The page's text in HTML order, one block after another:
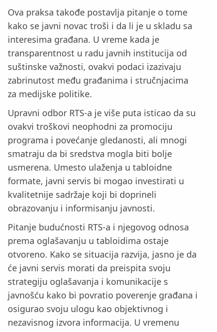
Ova praksa takođe postavlja pitanje o tome
kako se javni novac troši i da li je u skladu sa
interesima građana. U vreme kada je
transparentnost u radu javnih institucija od
suštinske važnosti, ovakvi podaci izazivaju
zabrinutost među građanima i stručnjacima
za medijske politike.
Upravni odbor RTS-a je više puta isticao da su
ovakvi troškovi neophodni za promociju
programa i povećanje gledanosti, ali mnogi
smatraju da bi sredstva mogla biti bolje
usmerena. Umesto ulaženja u tabloidne
formate, javni servis bi mogao investirati u
kvalitetnije sadržaje koji bi doprineli
obrazovanju i informisanju javnosti.
Pitanje budućnosti RTS-a i njegovog odnosa
prema oglašavanju u tabloidima ostaje
otvoreno. Kako se situacija razvija, jasno je da
će javni servis morati da preispita svoju
strategiju oglašavanja i komunikacije s
javnošću kako bi povratio poverenje građana i
osigurao svoju ulogu kao objektivnog i
nezavisnog izvora informacija. U vremenu